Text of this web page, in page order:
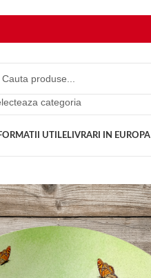
categoria
UTILELIVRARI IN EUROPA